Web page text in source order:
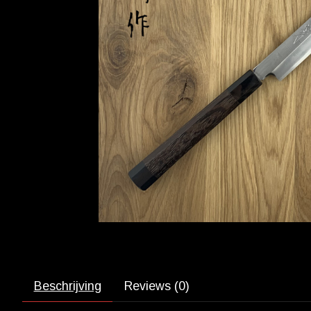
Beschrijving Reviews (0)